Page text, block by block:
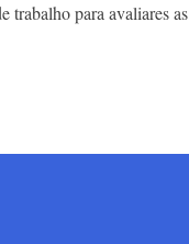
trabalho para avaliares